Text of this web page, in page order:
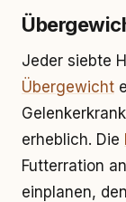
Jeder siebte
Übergewicht
erheblich. Die
Futterration
einplanen,